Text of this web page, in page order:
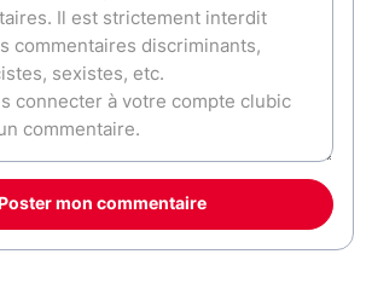
Poster mon commentaire